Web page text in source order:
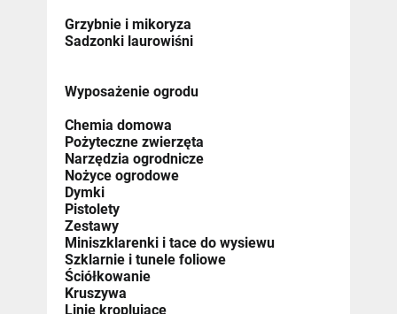
Grzybnie i mikoryza
Sadzonki laurowiśni
Wyposażenie ogrodu
Chemia domowa
Pożyteczne zwierzęta
Narzędzia ogrodnicze
Nożyce ogrodowe
Dymki
Pistolety
Zestawy
Miniszklarenki i tace do wysiewu
Szklarnie i tunele foliowe
Ściółkowanie
Kruszywa
Linie kroplujące